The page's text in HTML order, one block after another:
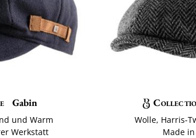
Gabin
und Warm
Werkstatt
Wolle, Harris-
Made